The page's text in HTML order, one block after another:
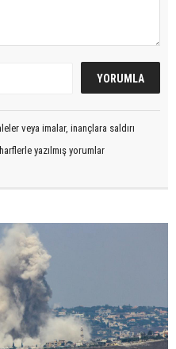
veya imalar, inançlara saldırı
yazılmış yorumlar